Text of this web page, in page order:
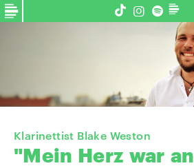
Klarinettist Blake Weston
"Mein Herz war an